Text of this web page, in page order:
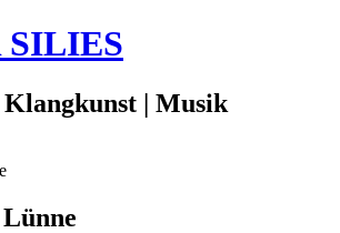
SILIES
Klangkunst | Musik